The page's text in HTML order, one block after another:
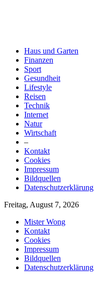
Haus und Garten
Finanzen
Sport
Gesundheit
Lifestyle
Reisen
Technik
Internet
Natur
Wirtschaft
–
Kontakt
Cookies
Impressum
Bildquellen
Datenschutzerklärung
Freitag, August 7, 2026
Mister Wong
Kontakt
Cookies
Impressum
Bildquellen
Datenschutzerklärung